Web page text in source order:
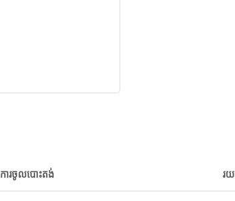
ការចូលបោះតង់ រ